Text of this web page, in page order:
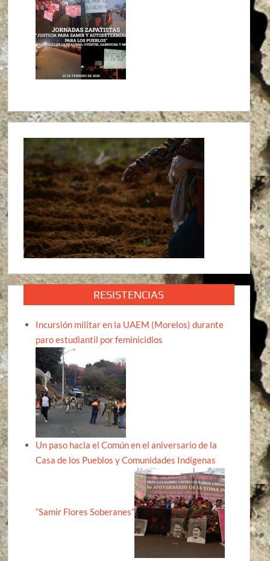
RESISTENCIAS
Incursión militar en la UAEM (Morelos) durante
paro estudiantil por feminicidios
Un paso hacia el Común en el aniversario de la
Casa de los Pueblos y Comunidades Indígenas
“Samir Flores Soberanes”